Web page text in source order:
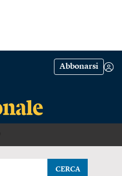
Abbonarsi
CERCA